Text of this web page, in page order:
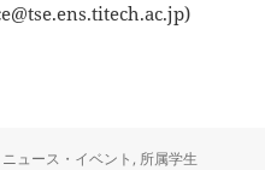
カ
ニュース・イベント , 所属学生